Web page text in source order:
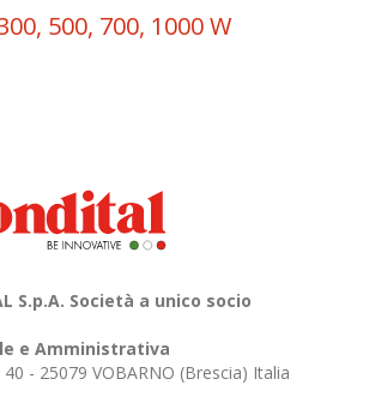
500, 700, 1000 W
S.p.A. Società a unico socio
e Amministrativa
- 25079 VOBARNO (Brescia) Italia